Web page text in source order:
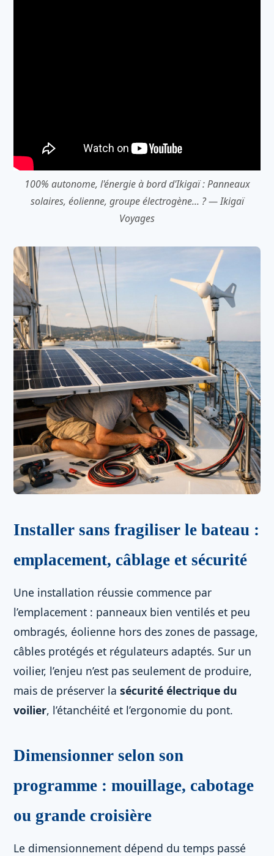
100% autonome, l'énergie à bord d'Ikigaï : Panneaux
solaires, éolienne, groupe électrogène... ? — Ikigaï
Voyages
Installer sans fragiliser le bateau :
emplacement, câblage et sécurité
Une installation réussie commence par
l’emplacement : panneaux bien ventilés et peu
ombragés, éolienne hors des zones de passage,
câbles protégés et régulateurs adaptés. Sur un
voilier, l’enjeu n’est pas seulement de produire,
mais de préserver la sécurité électrique du
voilier, l’étanchéité et l’ergonomie du pont.
Dimensionner selon son
programme : mouillage, cabotage
ou grande croisière
Le dimensionnement dépend du temps passé